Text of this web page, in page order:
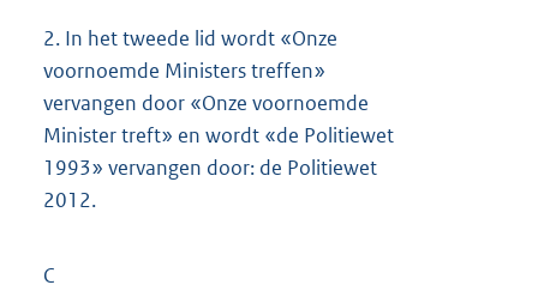
2. In het tweede lid wordt «Onze
voornoemde Ministers treffen»
vervangen door «Onze voornoemde
Minister treft» en wordt «de Politiewet
1993» vervangen door: de Politiewet
2012.
C